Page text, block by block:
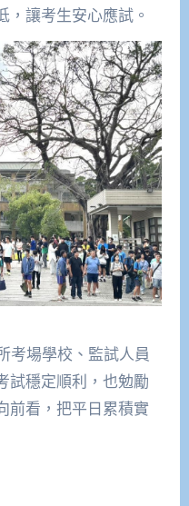
，讓考生安心應試。
考場學校、監試人員
試穩定順利，也勉勵
前看，把平日累積實